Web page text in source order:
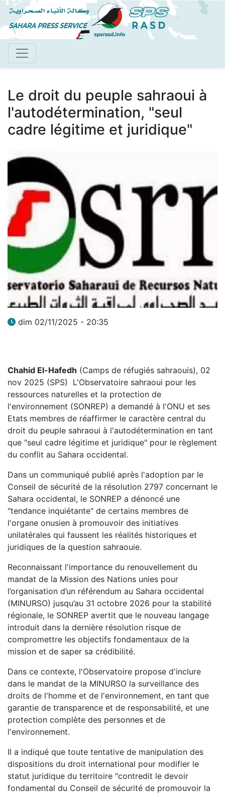
Aller
au
contenu
Le droit du peuple sahraoui à
l'autodétermination, "seul
cadre légitime et juridique"
dim 02/11/2025 - 20:35
Chahid El-Hafedh (Camps de réfugiés sahraouis), 02
nov 2025 (SPS) L'Observatoire sahraoui pour les
ressources naturelles et la protection de
l'environnement (SONREP) a demandé à l'ONU et ses
Etats membres de réaffirmer le caractère central du
droit du peuple sahraoui à l'autodétermination en tant
que "seul cadre légitime et juridique" pour le règlement
du conflit au Sahara occidental.
Dans un communiqué publié après l'adoption par le
Conseil de sécurité de la résolution 2797 concernant le
Sahara occidental, le SONREP a dénoncé une
"tendance inquiétante" de certains membres de
l'organe onusien à promouvoir des initiatives
unilatérales qui faussent les réalités historiques et
juridiques de la question sahraouie.
Reconnaissant l'importance du renouvellement du
mandat de la Mission des Nations unies pour
l’organisation d’un référendum au Sahara occidental
(MINURSO) jusqu’au 31 octobre 2026 pour la stabilité
régionale, le SONREP avertit que le nouveau langage
introduit dans la dernière résolution risque de
compromettre les objectifs fondamentaux de la
mission et de saper sa crédibilité.
Dans ce contexte, l'Observatoire propose d'inclure
dans le mandat de la MINURSO la surveillance des
droits de l'homme et de l'environnement, en tant que
garantie de transparence et de responsabilité, et une
protection complète des personnes et de
l'environnement.
Il a indiqué que toute tentative de manipulation des
dispositions du droit international pour modifier le
statut juridique du territoire "contredit le devoir
fondamental du Conseil de sécurité de promouvoir la